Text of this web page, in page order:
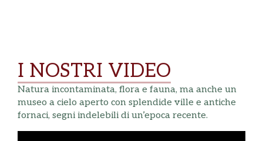
I NOSTRI VIDEO
Natura incontaminata, flora e fauna, ma anche un
museo a cielo aperto con splendide ville e antiche
fornaci, segni indelebili di un’epoca recente.